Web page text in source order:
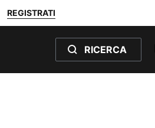
REGISTRATI
RICERCA